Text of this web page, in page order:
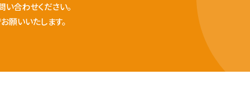
合わせください。
願いいたします。